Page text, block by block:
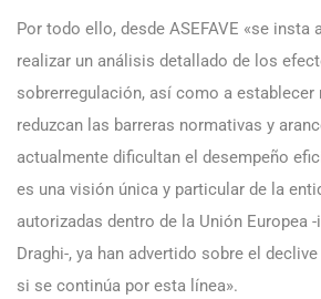
Por todo ello, desde ASEFAVE «se insta
realizar un análisis detallado de los
sobrerregulación, así como a establecer
reduzcan las barreras normativas y
actualmente dificultan el desempeño
es una visión única y particular de la
autorizadas dentro de la Unión Europea
Draghi-, ya han advertido sobre el
si se continúa por esta línea».